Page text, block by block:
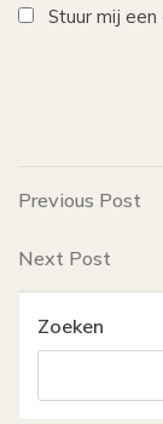
Stuur mij
Bericht
navigatie
Previous
Previous Post
Next
Next Post
Zoeken